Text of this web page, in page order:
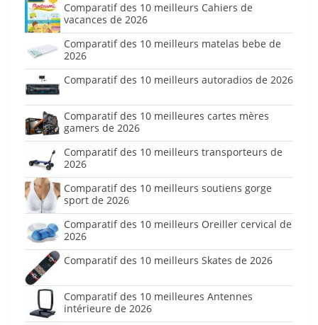
Comparatif des 10 meilleurs Cahiers de
vacances de 2026
Comparatif des 10 meilleurs matelas bebe de
2026
Comparatif des 10 meilleurs autoradios de 2026
Comparatif des 10 meilleures cartes mères
gamers de 2026
Comparatif des 10 meilleurs transporteurs de
2026
Comparatif des 10 meilleurs soutiens gorge
sport de 2026
Comparatif des 10 meilleurs Oreiller cervical de
2026
Comparatif des 10 meilleurs Skates de 2026
Comparatif des 10 meilleures Antennes
intérieure de 2026